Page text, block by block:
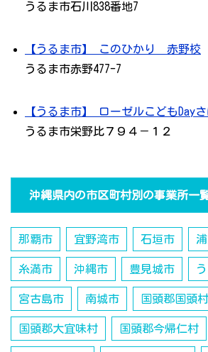
うるま市石川838番地7
【うるま市】 このひかり 赤野校
うるま市赤野477-7
【うるま市】 ローゼルこどもDay
うるま市栄野比７９４－１２
沖縄県内の市区町村別の事業所一
那覇市 宜野湾市 石垣市
糸満市 沖縄市 豊見城市
宮古島市 南城市 国頭郡国頭村
国頭郡大宜味村 国頭郡今帰仁村